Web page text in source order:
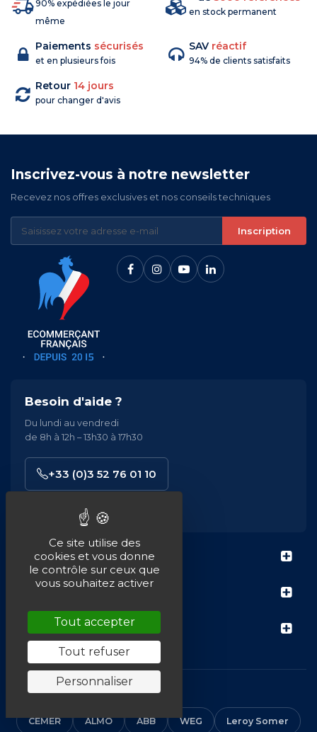
90% expédiées le jour
même
en stock permanent
Paiements sécurisés
et en plusieurs fois
SAV réactif
94% de clients satisfaits
Retour 14 jours
pour changer d'avis
Inscrivez-vous à notre newsletter
Recevez nos offres exclusives et nos conseils techniques
Inscription
À PROPOS
MON COMPTE
NOTRE SITE
Besoin d'aide ?
Du lundi au vendredi
de 8h à 12h – 13h30 à 17h30
+33 (0)3 52 76 01 10
contact@em-distribution.fr
NOS MARQUES
CEMER ALMO ABB WEG Leroy Somer
Ce site utilise des
cookies et vous donne
le contrôle sur ceux que
vous souhaitez activer
Tout accepter
Tout refuser
Personnaliser